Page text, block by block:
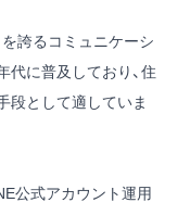
を誇るコミュニケーシ
代に普及しており、住
段として適していま
公式アカウント運用